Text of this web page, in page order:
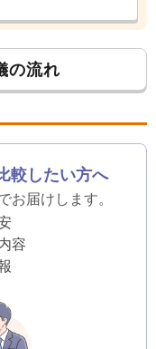
の流れ
較したい方へ
お届けします。
容